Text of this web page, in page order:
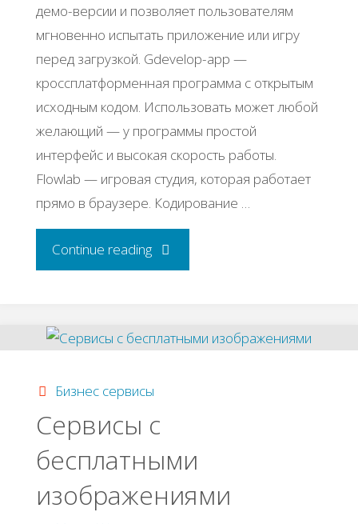
демо-версии и позволяет пользователям
мгновенно испытать приложение или игру
перед загрузкой. Gdevelop-app —
кроссплатформенная программа с открытым
исходным кодом. Использовать может любой
желающий — у программы простой
интерфейс и высокая скорость работы.
Flowlab — игровая студия, которая работает
прямо в браузере. Кодирование …
Continue reading"50+
помогут
создать
Бизнес сервисы
Сервисы с
бесплатными
изображениями